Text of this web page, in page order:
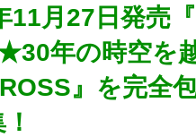
11月27日発売
年の時空を
』を完全
！